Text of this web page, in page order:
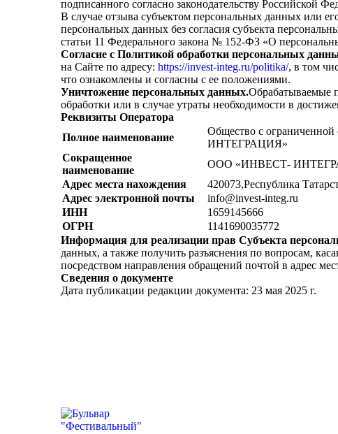
подписанного согласно законодательству Российской
В случае отзыва субъектом персональных данных или
персональных данных без согласия субъекта
статьи 11 Федерального закона № 152-ФЗ «О
Согласие с Политикой обработки персональных
на Сайте по адресу: https://invest-integ.ru/politika/, в том
что ознакомлены и согласны с ее положениями.
Уничтожение персональных данных.Обрабатываемые
обработки или в случае утраты необходимости в
Реквизиты Оператора
Полное наименование
Общество с ограниченной
ИНТЕГРАЦИЯ»
Сокращенное
наименование
ООО «ИНВЕСТ‐
Адрес места нахождения
420073,Республика
Адрес электронной почты
info@invest-integ.ru
ИНН
1659145666
ОГРН
1141690035772
Информация для реализации прав Субъекта
данных, а также получить разъяснения по вопросам,
посредством направления обращений почтой в адрес
Сведения о документе
Дата публикации редакции документа: 23 мая 2025 г.